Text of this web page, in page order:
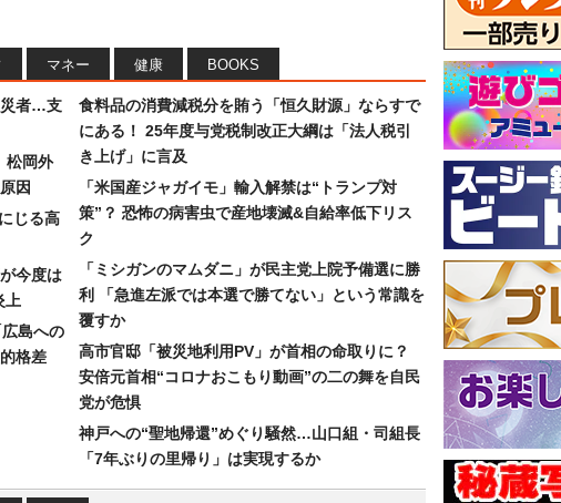
マネー 健康 BOOKS
災者…支
松岡外
因
じる高
今度は
上
島への
格差
食料品の消費減税分を賄う「恒久財源」ならすで
にある！ 25年度与党税制改正大綱は「法人税引
き上げ」に言及
「米国産ジャガイモ」輸入解禁は“トランプ対
策”？ 恐怖の病害虫で産地壊滅&自給率低下リス
ク
「ミシガンのマムダニ」が民主党上院予備選に勝
利 「急進左派では本選で勝てない」という常識を
覆すか
高市官邸「被災地利用PV」が首相の命取りに？
安倍元首相“コロナおこもり動画”の二の舞を自民
党が危惧
神戸への“聖地帰還”めぐり騒然…山口組・司組長
「7年ぶりの里帰り」は実現するか